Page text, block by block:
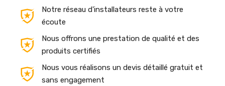
Notre réseau d'installateurs reste à votre
écoute
Nous offrons une prestation de qualité et des
produits certifiés
Nous vous réalisons un devis détaillé gratuit et
sans engagement